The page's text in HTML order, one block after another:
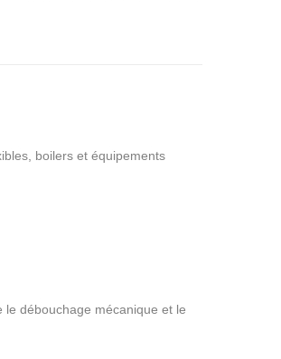
boilers et équipements
le débouchage mécanique et le